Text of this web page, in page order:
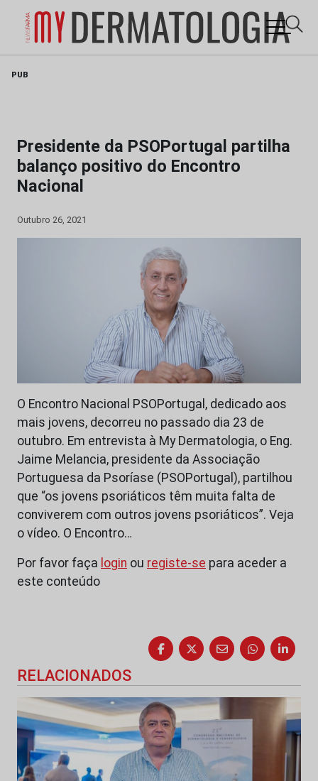
PUB
Presidente da PSOPortugal partilha
balanço positivo do Encontro
Nacional
Outubro 26, 2021
O Encontro Nacional PSOPortugal, dedicado aos
mais jovens, decorreu no passado dia 23 de
outubro. Em entrevista à My Dermatologia, o Eng.
Jaime Melancia, presidente da Associação
Portuguesa da Psoríase (PSOPortugal), partilhou
que “os jovens psoriáticos têm muita falta de
conviverem com outros jovens psoriáticos”. Veja
o vídeo. O Encontro…
Por favor faça login ou registe-se para aceder a
este conteúdo
RELACIONADOS